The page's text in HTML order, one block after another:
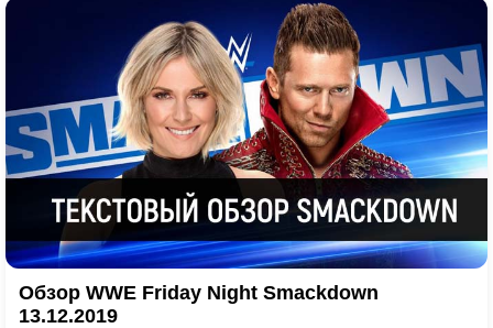
Обзор WWE Friday Night Smackdown
13.12.2019